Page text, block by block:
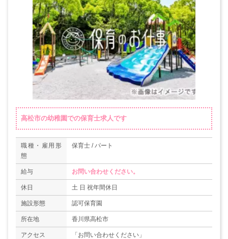
高松市の幼稚園での保育士求人です
職種・雇用形
態
保育士 / パート
給与 お問い合わせください。
休日 土 日 祝年間休日
施設形態 認可保育園
所在地 香川県高松市
アクセス 「お問い合わせください」